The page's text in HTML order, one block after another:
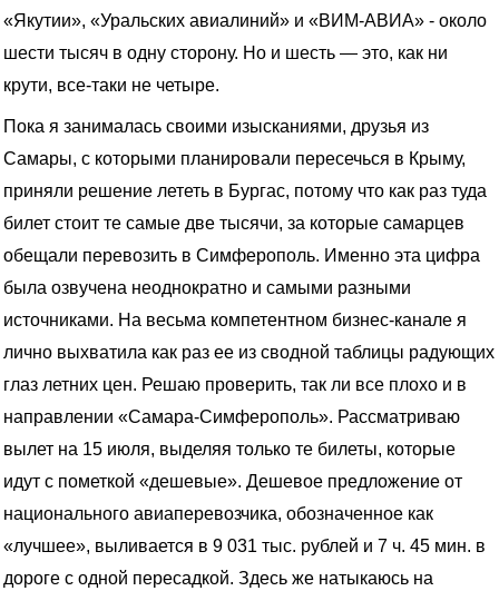
«Якутии», «Уральских авиалиний» и «ВИМ-АВИА» - около
шести тысяч в одну сторону. Но и шесть — это, как ни
крути, все-таки не четыре.
Пока я занималась своими изысканиями, друзья из
Самары, с которыми планировали пересечься в Крыму,
приняли решение лететь в Бургас, потому что как раз туда
билет стоит те самые две тысячи, за которые самарцев
обещали перевозить в Симферополь. Именно эта цифра
была озвучена неоднократно и самыми разными
источниками. На весьма компетентном бизнес-канале я
лично выхватила как раз ее из сводной таблицы радующих
глаз летних цен. Решаю проверить, так ли все плохо и в
направлении «Самара-Симферополь». Рассматриваю
вылет на 15 июля, выделяя только те билеты, которые
идут с пометкой «дешевые». Дешевое предложение от
национального авиаперевозчика, обозначенное как
«лучшее», выливается в 9 031 тыс. рублей и 7 ч. 45 мин. в
дороге с одной пересадкой. Здесь же натыкаюсь на